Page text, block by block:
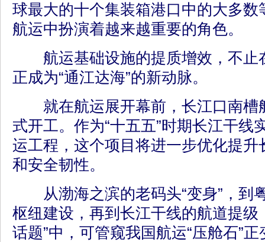
球最大的十个集装箱港口中的大多数
航运中扮演着越来越重要的角色。
航运基础设施的提质增效，不止
正成为“通江达海”的新动脉。
就在航运展开幕前，长江口南槽
式开工。作为“十五五”时期长江干线
运工程，这个项目将进一步优化提升
和安全韧性。
从渤海之滨的老码头“变身”，到
枢纽建设，再到长江干线的航道提级
话题”中，可管窥我国航运“压舱石”